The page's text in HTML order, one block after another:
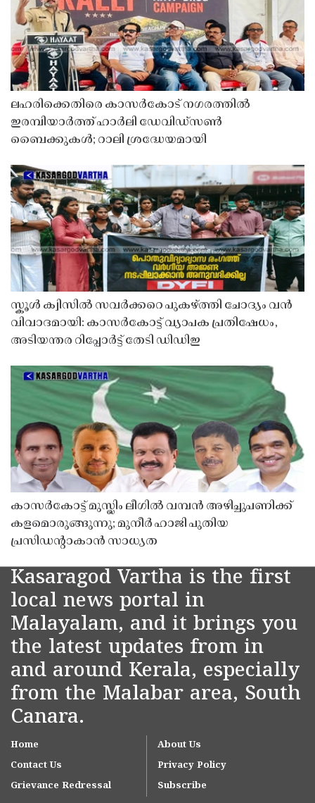
ലഹരിക്കെതിരെ കാസർകോട് നഗരത്തിൽ
ഇരമ്പിയാർത്ത് ഹാർലി ഡേവിഡ്‌സൺ
ബൈക്കുകൾ; റാലി ശ്രദ്ധേയമായി
സ്കൂൾ ക്വിസിൽ സവർക്കറെ പുകഴ്ത്തി ചോദ്യം വൻ
വിവാദമായി: കാസർകോട്ട് വ്യാപക പ്രതിഷേധം,
അടിയന്തര റിപ്പോർട്ട് തേടി ഡിഡിഇ
കാസർകോട്ട് മുസ്ലിം ലീഗിൽ വമ്പൻ അഴിച്ചുപണിക്ക്
കളമൊരുങ്ങുന്നു; മുനീർ ഹാജി പുതിയ
പ്രസിഡൻ്റാകാൻ സാധ്യത
Kasaragod Vartha is the first
local news portal in
Malayalam, and it brings you
the latest updates from in
and around Kerala, especially
from the Malabar area, South
Canara.
Home
About Us
Contact Us
Privacy Policy
Grievance Redressal
Subscribe